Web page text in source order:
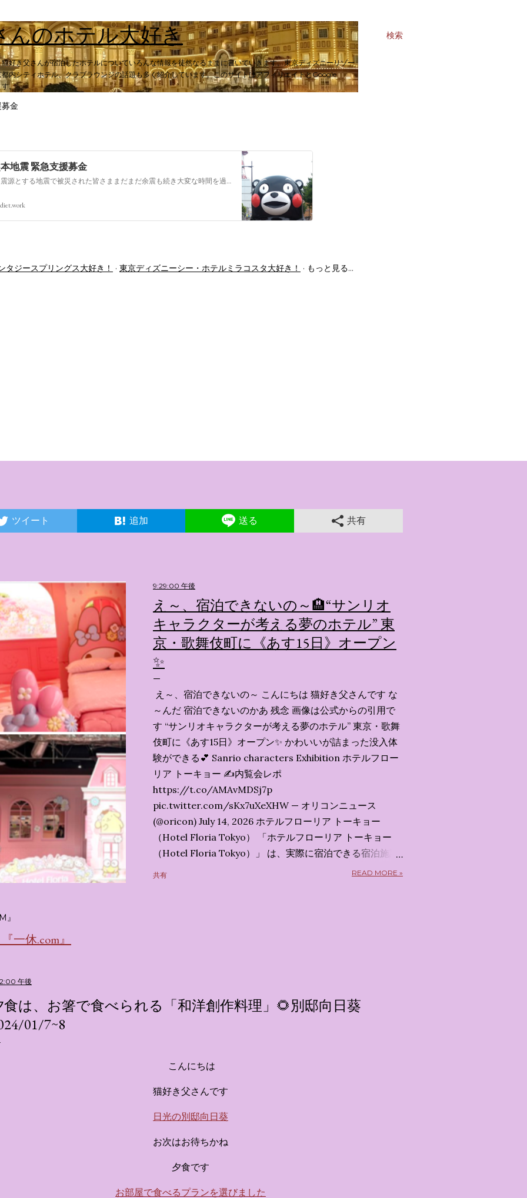
検索
んのホテル大好き
好き父さんが宿泊したホテルについていろんな情報を徒然なるままに書いていきます。東京ディズニーリゾー
内シティホテル、クラブラウンジの話題も多く紹介しています。このサイトはアフィリエイトとGoogle
す。
金
地震 緊急支援募金
今回の熊本を震源とする地震で被災された皆さままだまだ余震も続き大変な時間を過ごされていると思います。心よりお見舞い申し上げます
タジースプリングス大好き！ 東京ディズニーシー・ホテルミラコスタ大好き！ もっと見る…
ツイート 追加 送る 共有
9:29:00 午後
え～、宿泊できないの～🏨“サンリオ
キャラクターが考える夢のホテル” 東
京・歌舞伎町に《あす15日》オープン
✨️
え～、宿泊できないの～ こんにちは 猫好き父さんです な
～んだ 宿泊できないのかあ 残念 画像は公式からの引用で
す “サンリオキャラクターが考える夢のホテル” 東京・歌舞
伎町に《あす15日》オープン✨️ かわいいが詰まった没入体
験ができる💕 Sanrio characters Exhibition ホテルフロー
リア トーキョー ✍️内覧会レポ
https://t.co/AMAvMDSj7p
pic.twitter.com/sKx7uXeXHW — オリコンニュース
(@oricon) July 14, 2026 ホテルフローリア トーキョー
（Hotel Floria Tokyo） 「ホテルフローリア トーキョー
（Hotel Floria Tokyo）」 は、実際に宿泊できる宿泊施設
ではなく、2026年7月15日から東京・新宿でスタートする
キャラが考える夢のホテル」 デジタルメディア技術で世界
的に知られるクリエイティブプロダクション「d'strict」が
す。 チェックインからスタート ：ピンクを基調とした華や
ホテルに滞在するかのような没入感を味わいながら進んで
迎えてくれます。 幻想的な共有スペース ：きらめく光に満
ちたガーデンや、美しいボールルーム（舞踏会）、さらに
の隣に座れるエリア）など、写真映え間違いなしの空間が
広がります。 🛌 2. 個性あふれる「9つの客室（テーマルー
共有 READ MORE »
』
一休.com』
午後
食は、お箸で食べられる「和洋創作料理」🌻別邸向日葵
01/7~8
こんにちは
猫好き父さんです
日光の別邸向日葵
お次はお待ちかね
夕食です
お部屋で食べるプランを選びました